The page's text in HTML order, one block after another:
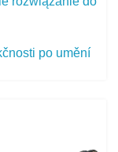
po umění